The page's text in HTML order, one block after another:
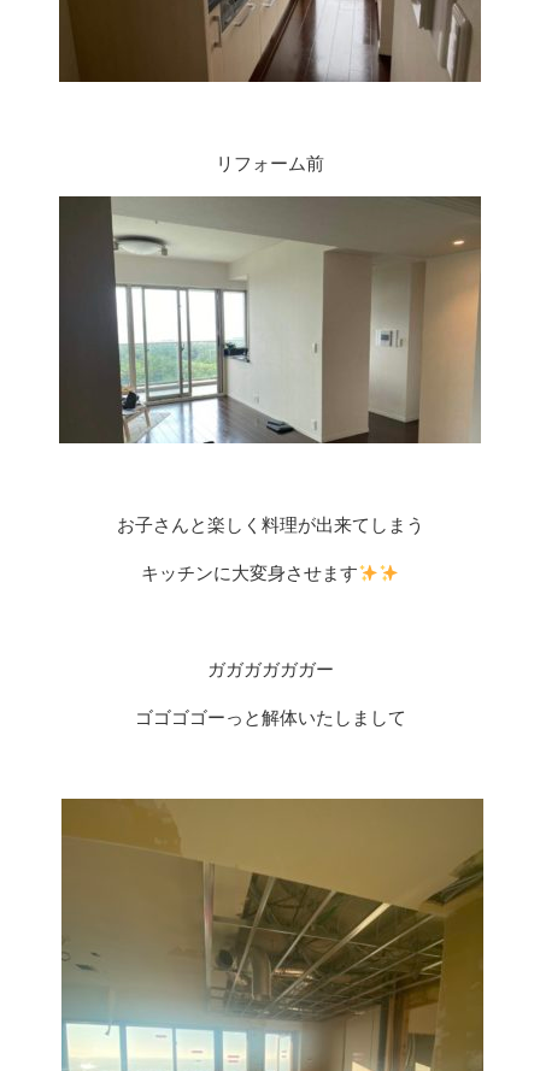
リフォーム前
お子さんと楽しく料理が出来てしまう
キッチンに大変身させます
ガガガガガガー
ゴゴゴゴーっと解体いたしまして